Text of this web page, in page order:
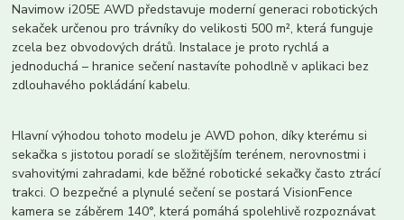
Navimow i205E AWD představuje moderní generaci robotických
sekaček určenou pro trávníky do velikosti 500 m², která funguje
zcela bez obvodových drátů. Instalace je proto rychlá a
jednoduchá – hranice sečení nastavíte pohodlně v aplikaci bez
zdlouhavého pokládání kabelu.
Hlavní výhodou tohoto modelu je AWD pohon, díky kterému si
sekačka s jistotou poradí se složitějším terénem, nerovnostmi i
svahovitými zahradami, kde běžné robotické sekačky často ztrácí
trakci. O bezpečné a plynulé sečení se postará VisionFence
kamera se záběrem 140°, která pomáhá spolehlivě rozpoznávat